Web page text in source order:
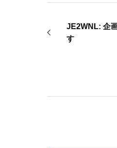
JE2WNL: 企
す